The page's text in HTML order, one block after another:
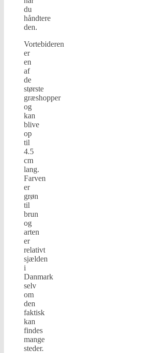
du
håndtere
den.
Vortebideren
er
en
af
de
største
græshopper
og
kan
blive
op
til
4.5
cm
lang.
Farven
er
grøn
til
brun
og
arten
er
relativt
sjælden
i
Danmark
selv
om
den
faktisk
kan
findes
mange
steder.